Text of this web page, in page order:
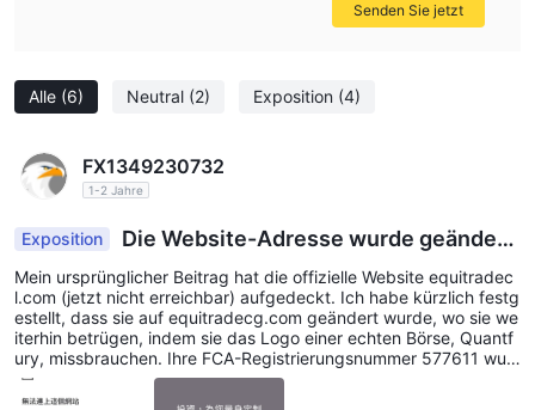
Alle (6) Neutral (2) Exposition (4)
FX1349230732
1-2 Jahre
Exposition
Die Website-Adresse wurde geändert
und die betrügerischen Aktivitäten unter Verwen
dung von Logos anderer Börsen fortgesetzt.
Mein ursprünglicher Beitrag hat die offizielle Website equitradec
l.com (jetzt nicht erreichbar) aufgedeckt. Ich habe kürzlich festg
estellt, dass sie auf equitradecg.com geändert wurde, wo sie we
iterhin betrügen, indem sie das Logo einer echten Börse, Quantf
ury, missbrauchen. Ihre FCA-Registrierungsnummer 577611 wur
de ebenfalls geändert, was zweifellos bestätigt, dass es sich um
einen Rebranding-Betrug handelt.
Senden Sie jetzt